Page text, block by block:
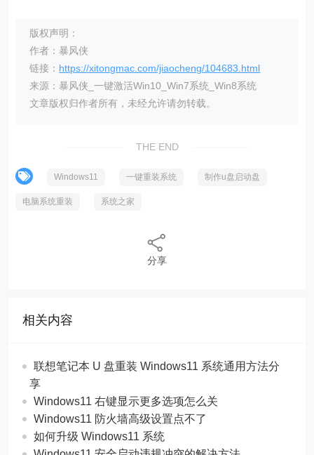
版权声明：
作者：暴风侠
链接： https://xitongmac.com/jiaocheng/104683.html
来源：暴风侠_一键激活Win10_Win7系统_Win8系统
文章版权归作者所有，未经允许请勿转载。
THE END
Windows11 一键重装系统 制作u盘启动盘
电脑系统重装 系统之家
分享
相关内容
联想笔记本 U 盘重装 Windows11 系统通用方法分
享
Windows11 右键显示更多选项怎么关
Windows11 防火墙高级设置点不了
如何升级 Windows11 系统